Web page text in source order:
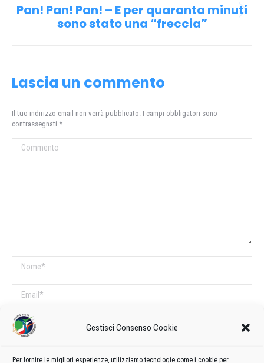
Gestisci Consenso Cookie
Per fornire le migliori esperienze, utilizziamo tecnologie come i cookie per
Prossimo
post:
Pan! Pan! Pan! – E per quaranta minuti
sono stato una “freccia”
Lascia un commento
Il tuo indirizzo email non verrà pubblicato. I campi obbligatori sono
contrassegnati *
Commento
Nome *
Email *
Sito web
COMMENTI SUL POST